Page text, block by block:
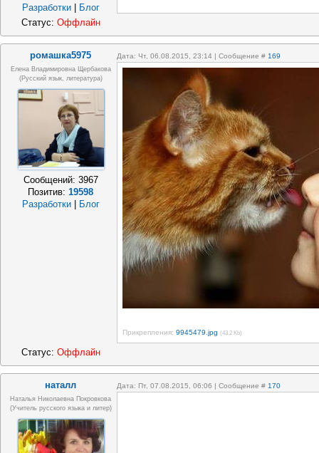
Разработки
Блог
Статус: Оффлайн
ромашка5975 Дата: Чт, 06.08.2015, 23:14 | Сообщение # 169
Елена Владимировна Щербакова
(русский язык, литература)
Сообщений: 3967
Позитив:19598
Разработки
Блог
Прикрепления: 9945479.jpg (43.2 Kb)
Статус: Оффлайн
наталл Дата: Пт, 07.08.2015, 06:06 | Сообщение # 170
Наталья Николаевна Покровкова
(учитель русского языка и литер)